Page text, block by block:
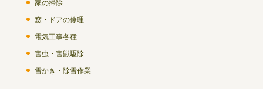
家の掃除
窓・ドアの修理
電気工事各種
害虫・害獣駆除
雪かき・除雪作業